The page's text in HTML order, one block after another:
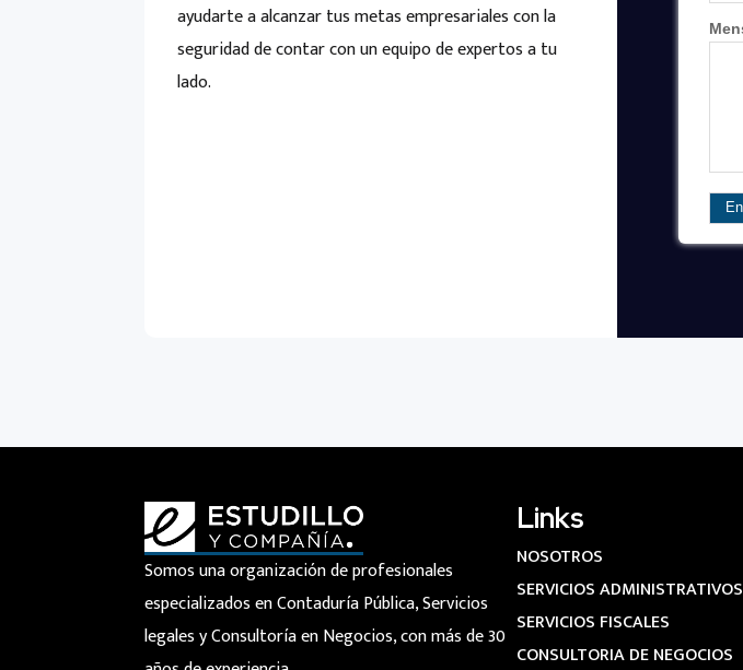
ayudarte a alcanzar tus metas empresariales con la
seguridad de contar con un equipo de expertos a tu
lado.
Somos una organización de profesionales
especializados en Contaduría Pública, Servicios
legales y Consultoría en Negocios, con más de 30
Links
NOSOTROS
SERVICIOS ADMINISTRATIVOS
SERVICIOS FISCALES
CONSULTORIA DE NEGOCIOS